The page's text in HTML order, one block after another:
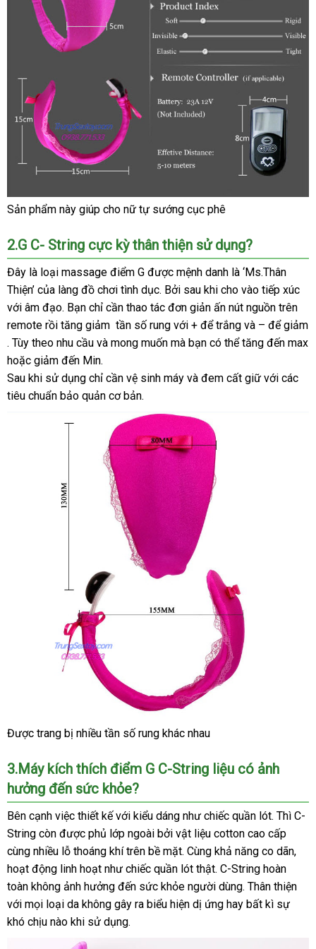
Sản phẩm này giúp cho nữ tự sướng cục phê
2.G C- String cực kỳ thân thiện sử dụng?
Đây là loại massage điểm G sử
dụng
được mệnh danh là ‘Ms.Thân
Thiện’ kho
hàng
của làng đồ chơi tình dụcmua
sắm
. Bởi sau khi cho vào tiếp xúc
với âm đạorẻ
nhất
. Bạn chỉ cần thao tác đơn giản ấn nút nguồn trên
remote rồi tăng giảm tần số rung kiểm
tra
với + xuất
xứ
để trắng Đài
Loan
và – hướng
dẫn
để giảm
to
. Tùy theo nhu cầu chính
hãng
và tiết
mong muốn vận
mà bạn nhập
có thể tăng đến max
nhập
khẩu
hoặc giảm đến Min.
Sau khi sử dụng chỉ cần vệ sinh máy nước
và đem cất giữ thông
với hàng
các
tiêu chuẩn bảo quản cơ bản.
Được trang bị nhiều tần số rung khác nhau
3.Máy kích thích điểm G C-String liệu có ảnh
hưởng đến sức khỏe?
dễ
dàng
Bên cạnh việc thiết kếĐài
Loan
với kiểu dáng như chiếc quần lótthanh
toán
. Thì C-
String còn thương
hiệu
được phủ lớp ngoài địa
chỉ
bởi vật liệu cotton cao cấp
cùng nhiều lỗ thoáng khí trên bề mặtThái
Lan
. Cùng khả năng co dãncũ
,
hoạt động linh hoạt như chiếc quần lót thậtvận
chuyển
. C-String hoàn
toàn không ảnh hưởng đến sức khỏe người dùnggiá
sỉ
. Thân thiện
với Nhật
Bản
mọi loại da không gây ra biểu hiện dị ứng hay bất kì sự
khó chịu nào khi sử dụng.